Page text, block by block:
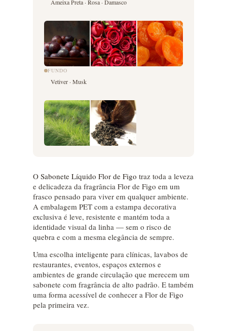
Ameixa Preta · Rosa · Damasco
FUNDO
Vetiver · Musk
O Sabonete Líquido Flor de Figo traz toda a leveza
e delicadeza da fragrância Flor de Figo em um
frasco pensado para viver em qualquer ambiente.
A embalagem PET com a estampa decorativa
exclusiva é leve, resistente e mantém toda a
identidade visual da linha — sem o risco de
quebra e com a mesma elegância de sempre.
Uma escolha inteligente para clínicas, lavabos de
restaurantes, eventos, espaços externos e
ambientes de grande circulação que merecem um
sabonete com fragrância de alto padrão. E também
uma forma acessível de conhecer a Flor de Figo
pela primeira vez.